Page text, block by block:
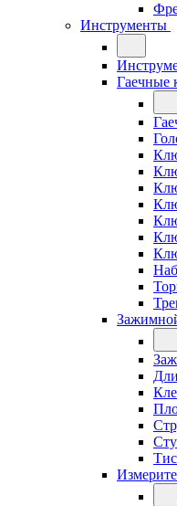
Инструменты
Гаечные